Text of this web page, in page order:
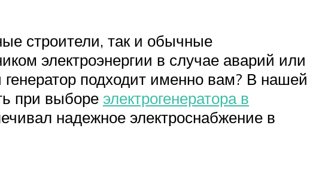
строители, так и обычные
электроэнергии в случае аварий или
генератор подходит именно вам? В нашей
при выборе электрогенератора в
надежное электроснабжение в